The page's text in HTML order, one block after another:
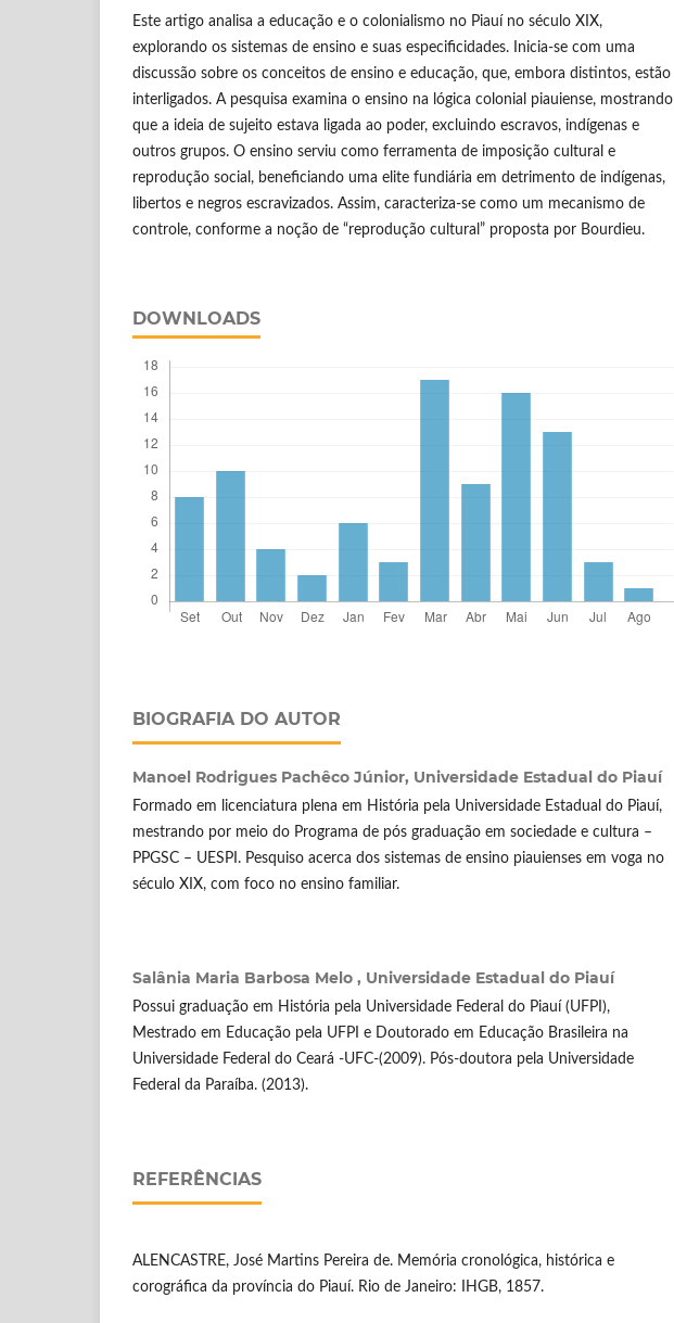
Este artigo analisa a educação e o colonialismo no Piauí no século XIX,
explorando os sistemas de ensino e suas especificidades. Inicia-se com uma
discussão sobre os conceitos de ensino e educação, que, embora distintos, estão
interligados. A pesquisa examina o ensino na lógica colonial piauiense, mostrando
que a ideia de sujeito estava ligada ao poder, excluindo escravos, indígenas e
outros grupos. O ensino serviu como ferramenta de imposição cultural e
reprodução social, beneficiando uma elite fundiária em detrimento de indígenas,
libertos e negros escravizados. Assim, caracteriza-se como um mecanismo de
controle, conforme a noção de “reprodução cultural” proposta por Bourdieu.
DOWNLOADS
BIOGRAFIA DO AUTOR
Manoel Rodrigues Pachêco Júnior, Universidade Estadual do Piauí
Formado em licenciatura plena em História pela Universidade Estadual do Piauí,
mestrando por meio do Programa de pós graduação em sociedade e cultura –
PPGSC – UESPI. Pesquiso acerca dos sistemas de ensino piauienses em voga no
século XIX, com foco no ensino familiar.
Salânia Maria Barbosa Melo , Universidade Estadual do Piauí
Possui graduação em História pela Universidade Federal do Piauí (UFPI),
Mestrado em Educação pela UFPI e Doutorado em Educação Brasileira na
Universidade Federal do Ceará -UFC-(2009). Pós-doutora pela Universidade
Federal da Paraíba. (2013).
REFERÊNCIAS
ALENCASTRE, José Martins Pereira de. Memória cronológica, histórica e
corográfica da província do Piauí. Rio de Janeiro: IHGB, 1857.